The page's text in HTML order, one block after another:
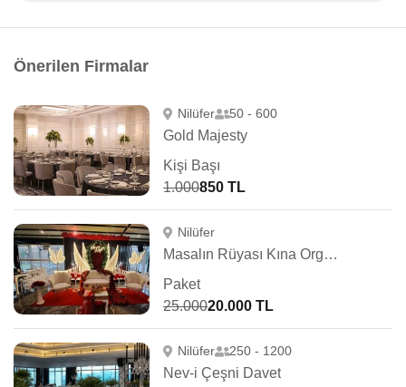
Önerilen Firmalar
Nilüfer 50 - 600
Gold Majesty
Kişi Başı
1.000850 TL
Nilüfer
Masalın Rüyası Kına Organizasyon
Paket
25.00020.000 TL
Nilüfer 250 - 1200
Nev-i Çeşni Davet